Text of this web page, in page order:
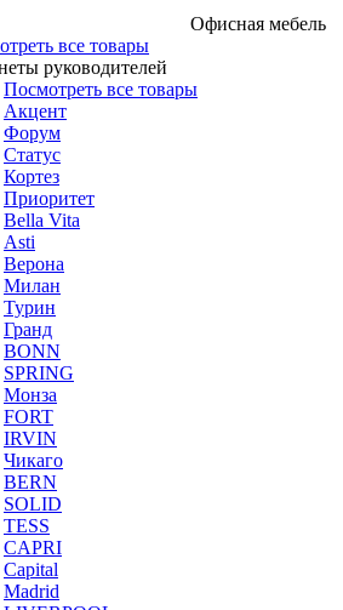
Офисная мебель
все товары
руководителей
Посмотреть все товары
Акцент
Форум
Статус
Кортез
Приоритет
Bella Vita
Asti
Верона
Милан
Турин
Гранд
BONN
SPRING
Монза
FORT
IRVIN
Чикаго
BERN
SOLID
TESS
CAPRI
Capital
Madrid